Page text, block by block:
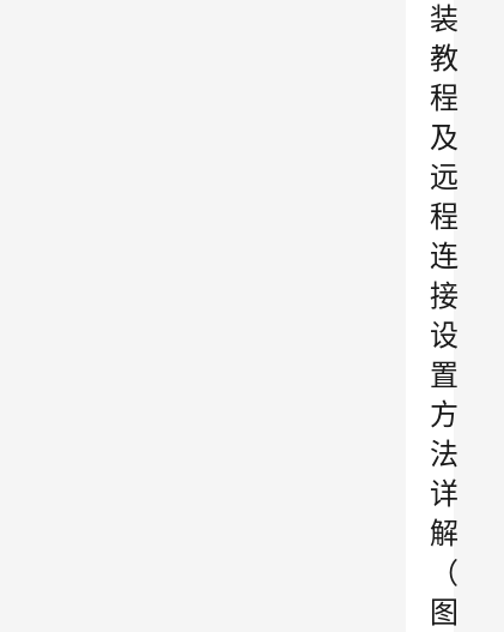
装
教
程
及
远
程
连
接
设
置
方
法
详
解
（
图